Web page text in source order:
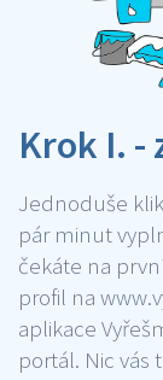
Krok I. -
Jednoduše
pár minut
čekáte na
profil na
aplikace
portál. Nic